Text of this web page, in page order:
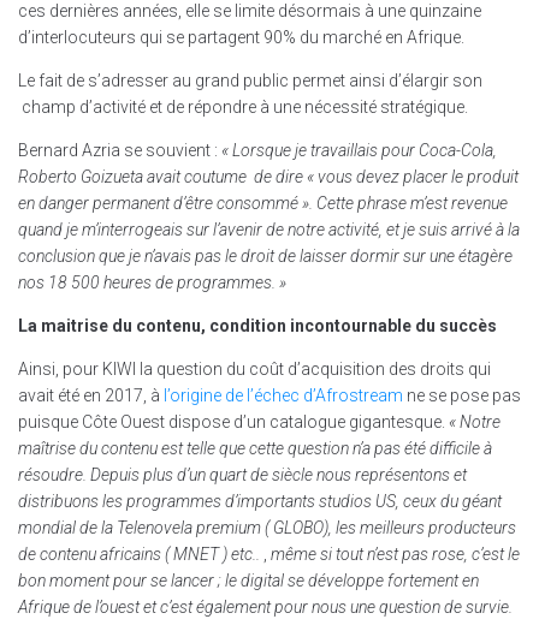
ces dernières années, elle se limite désormais à une quinzaine
d’interlocuteurs qui se partagent 90% du marché en Afrique.
Le fait de s’adresser au grand public permet ainsi d’élargir son
champ d’activité et de répondre à une nécessité stratégique.
Bernard Azria se souvient : « Lorsque je travaillais pour Coca-Cola,
Roberto Goizueta avait coutume de dire « vous devez placer le produit
en danger permanent d’être consommé ». Cette phrase m’est revenue
quand je m’interrogeais sur l’avenir de notre activité, et je suis arrivé à la
conclusion que je n’avais pas le droit de laisser dormir sur une étagère
nos 18 500 heures de programmes. »
La maitrise du contenu, condition incontournable du succès
Ainsi, pour KIWI la question du coût d’acquisition des droits qui
avait été en 2017, à l’origine de l’échec d’Afrostream ne se pose pas
puisque Côte Ouest dispose d’un catalogue gigantesque. « Notre
maîtrise du contenu est telle que cette question n’a pas été difficile à
résoudre. Depuis plus d’un quart de siècle nous représentons et
distribuons les programmes d’importants studios US, ceux du géant
mondial de la Telenovela premium ( GLOBO), les meilleurs producteurs
de contenu africains ( MNET ) etc..
même si tout n’est pas rose, c’est le
bon moment pour se lancer ; le digital se développe fortement en
Afrique de l’ouest et c’est également pour nous une question de survie.